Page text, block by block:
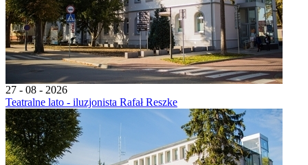
27 - 08 - 2026
Teatralne lato - iluzjonista Rafał Reszke